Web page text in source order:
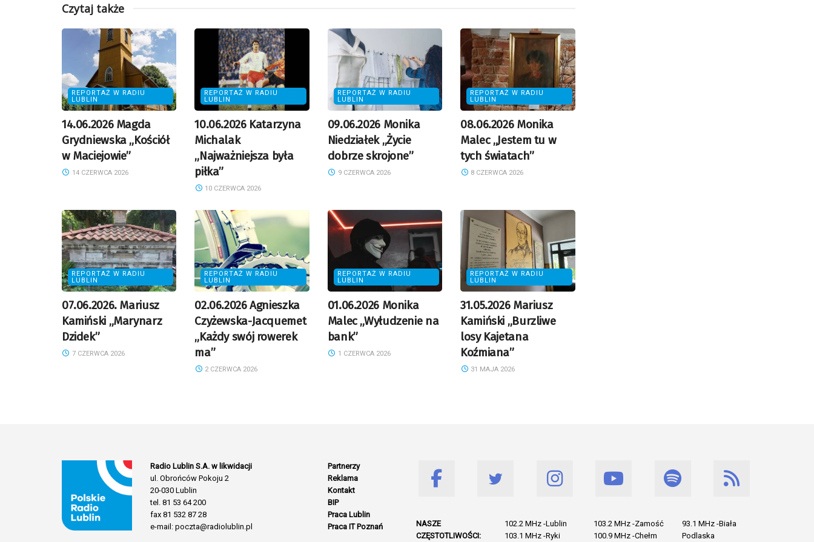
Czytaj także
REPORTAŻ W RADIU
LUBLIN
14.06.2026 Magda
Grydniewska „Kościół
w Maciejowie”
14 CZERWCA 2026
REPORTAŻ W RADIU
LUBLIN
10.06.2026 Katarzyna
Michalak
„Najważniejsza była
piłka”
10 CZERWCA 2026
REPORTAŻ W RADIU
LUBLIN
09.06.2026 Monika
Niedziałek „Życie
dobrze skrojone”
9 CZERWCA 2026
REPORTAŻ W RADIU
LUBLIN
08.06.2026 Monika
Malec „Jestem tu w
tych światach”
8 CZERWCA 2026
REPORTAŻ W RADIU
LUBLIN
07.06.2026. Mariusz
Kamiński „Marynarz
Dzidek”
7 CZERWCA 2026
REPORTAŻ W RADIU
LUBLIN
02.06.2026 Agnieszka
Czyżewska-Jacquemet
„Każdy swój rowerek
ma”
2 CZERWCA 2026
REPORTAŻ W RADIU
LUBLIN
01.06.2026 Monika
Malec „Wyłudzenie na
bank”
1 CZERWCA 2026
REPORTAŻ W RADIU
LUBLIN
31.05.2026 Mariusz
Kamiński „Burzliwe
losy Kajetana
Koźmiana”
31 MAJA 2026
Radio Lublin S.A. w likwidacji
ul. Obrońców Pokoju 2
20-030 Lublin
tel. 81 53 64 200
fax 81 532 87 28
e-mail: poczta@radiolublin.pl
Partnerzy
Reklama
Kontakt
BIP
Praca Lublin
Praca IT Poznań
NASZE
CZĘSTOTLIWOŚCI:
102.2 MHz -Lublin
103.1 MHz -Ryki
103.2 MHz -Zamość
100.9 MHz -Chełm
93.1 MHz -Biała
Podlaska